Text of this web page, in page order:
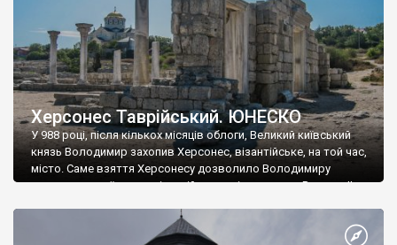
Херсонес Таврійський. ЮНЕСКО
У 988 році, після кількох місяців облоги, Великий київський
князь Володимир захопив Херсонес, візантійське, на той час,
місто. Саме взяття Херсонесу дозволило Володимиру
диктувати свої умови візантійському імператору Василю ІІ, та
Херсонесі Володимир-язичник, став Василем-християнином.
А потім було Хрещення Русі. На честь Херсонесу Таврійського